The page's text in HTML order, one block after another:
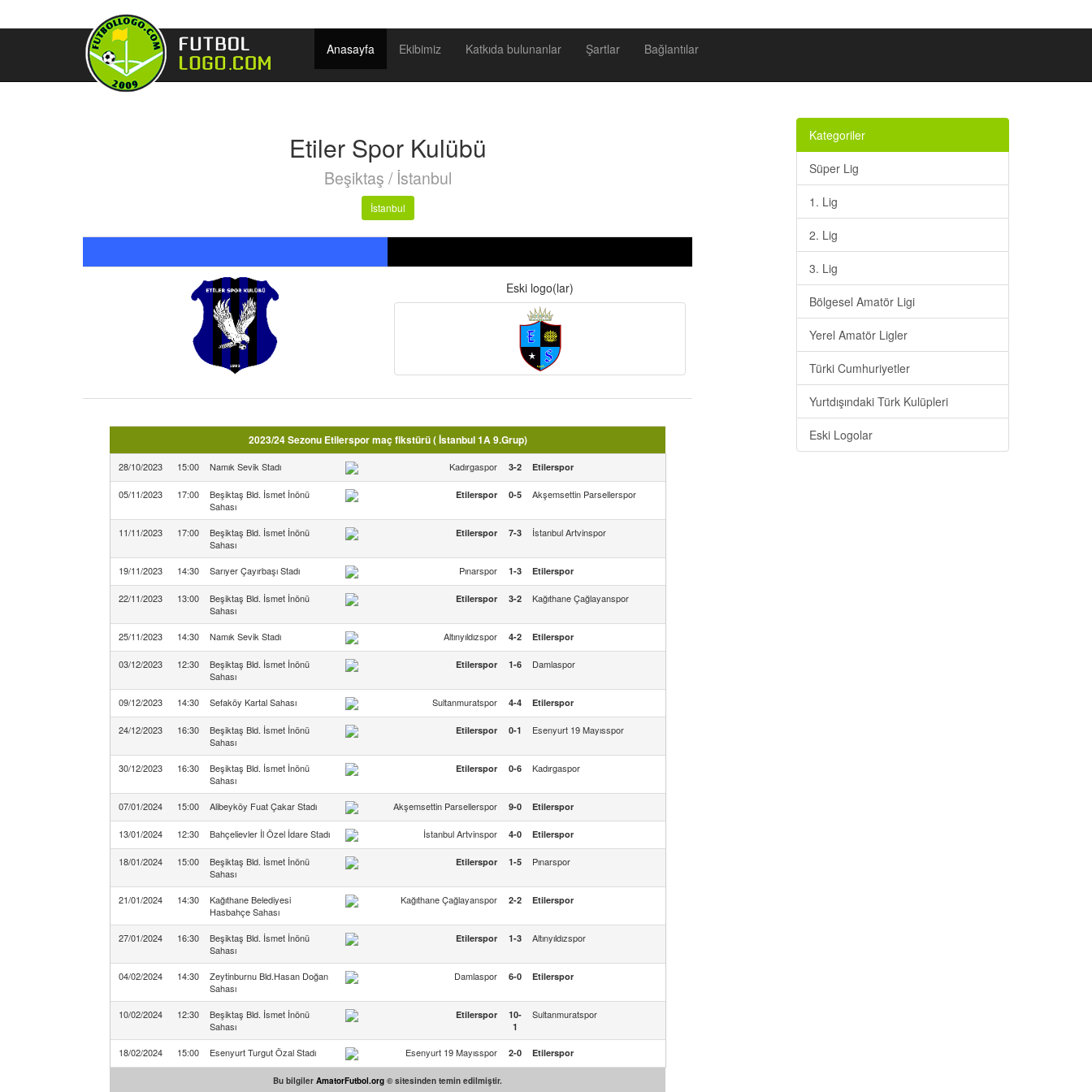
Anasayfa Ekibimiz Katkıda bulunanlar Şartlar Bağlantılar
Etiler Spor Kulübü
Beşiktaş / İstanbul
İstanbul
Eski logo(lar)
2023/24 Sezonu Etilerspor maç fikstürü ( İstanbul 1A 9.Grup)
28/10/2023 15:00 Namık Sevik Stadı Kadırgaspor 3-2 Etilerspor
05/11/2023 17:00
Beşiktaş Bld. İsmet İnönü
Sahası
Etilerspor 0-5 Akşemsettin Parsellerspor
11/11/2023 17:00
Beşiktaş Bld. İsmet İnönü
Sahası
Etilerspor 7-3 İstanbul Artvinspor
19/11/2023 14:30 Sarıyer Çayırbaşı Stadı Pınarspor 1-3 Etilerspor
22/11/2023 13:00
Beşiktaş Bld. İsmet İnönü
Sahası
Etilerspor 3-2 Kağıthane Çağlayanspor
25/11/2023 14:30 Namık Sevik Stadı Altınyıldızspor 4-2 Etilerspor
03/12/2023 12:30
Beşiktaş Bld. İsmet İnönü
Sahası
Etilerspor 1-6 Damlaspor
09/12/2023 14:30 Sefaköy Kartal Sahası Sultanmuratspor 4-4 Etilerspor
24/12/2023 16:30
Beşiktaş Bld. İsmet İnönü
Sahası
Etilerspor 0-1 Esenyurt 19 Mayısspor
30/12/2023 16:30
Beşiktaş Bld. İsmet İnönü
Sahası
Etilerspor 0-6 Kadırgaspor
07/01/2024 15:00 Alibeyköy Fuat Çakar Stadı Akşemsettin Parsellerspor 9-0 Etilerspor
13/01/2024 12:30 Bahçelievler İl Özel İdare Stadı İstanbul Artvinspor 4-0 Etilerspor
18/01/2024 15:00
Beşiktaş Bld. İsmet İnönü
Sahası
Etilerspor 1-5 Pınarspor
21/01/2024 14:30
Kağıthane Belediyesi
Hasbahçe Sahası
Kağıthane Çağlayanspor 2-2 Etilerspor
27/01/2024 16:30
Beşiktaş Bld. İsmet İnönü
Sahası
Etilerspor 1-3 Altınyıldızspor
04/02/2024 14:30
Zeytinburnu Bld.Hasan Doğan
Sahası
Damlaspor 6-0 Etilerspor
10/02/2024 12:30
Beşiktaş Bld. İsmet İnönü
Sahası
Etilerspor
10-
1
Sultanmuratspor
18/02/2024 15:00 Esenyurt Turgut Özal Stadı Esenyurt 19 Mayısspor 2-0 Etilerspor
Bu bilgiler AmatorFutbol.org © sitesinden temin edilmiştir.
Kategoriler
Süper Lig
1. Lig
2. Lig
3. Lig
Bölgesel Amatör Ligi
Yerel Amatör Ligler
Türki Cumhuriyetler
Yurtdışındaki Türk Kulüpleri
Eski Logolar